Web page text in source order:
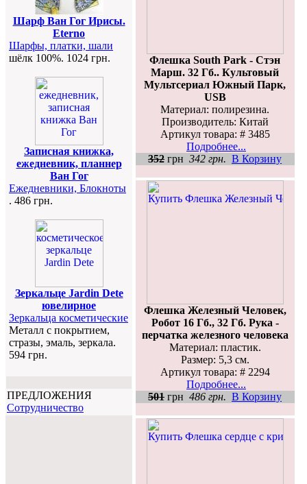
Шарф Ван Гог Ирисы.
Eterno
Шарфы, платки, шали
шёлк 100%. 1024 грн.
Записная книжка,
ежедневник, планнер
Ван Гог
Ежедневники, Блокноты
. 486 грн.
Зеркальце Jardin Dete
ювелирное
Зеркальца косметические
Металл с покрытием,
стразы, эмаль, зеркала.
594 грн.
ПРЕДЛОЖЕНИЯ
Cотрудничество
Флешка South Park - Стэн
Марш. 32 Гб.. Культовый
Мультсериал Южный Парк,
USB
Материал: полирезина.
Производитель: Китай
Артикул товара: # 3485
Подробнее...
352 грн 342 грн. В Корзину
Флешка Железный Человек,
Робот 16 Гб., 32 Гб. Рука -
перчатка железного человека
Материал: пластик.
Размер: 5,3 см.
Артикул товара: # 2294
Подробнее...
501 грн 486 грн. В Корзину